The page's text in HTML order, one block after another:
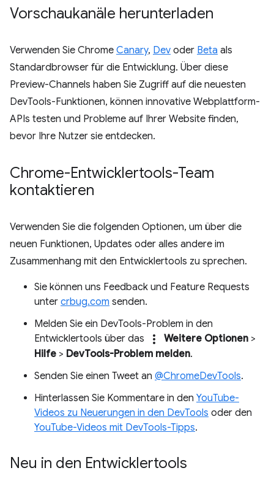
Vorschaukanäle herunterladen
Verwenden Sie Chrome Canary, Dev oder Beta als
Standardbrowser für die Entwicklung. Über diese
Preview-Channels haben Sie Zugriff auf die neuesten
DevTools-Funktionen, können innovative Webplattform-
APIs testen und Probleme auf Ihrer Website finden,
bevor Ihre Nutzer sie entdecken.
Chrome-Entwicklertools-Team
kontaktieren
Verwenden Sie die folgenden Optionen, um über die
neuen Funktionen, Updates oder alles andere im
Zusammenhang mit den Entwicklertools zu sprechen.
Sie können uns Feedback und Feature Requests
unter crbug.com senden.
Melden Sie ein DevTools-Problem in den
Entwicklertools über das
more_vert Weitere Optionen >
Hilfe > DevTools-Problem melden.
Senden Sie einen Tweet an @ChromeDevTools.
Hinterlassen Sie Kommentare in den YouTube-
Videos zu Neuerungen in den DevTools oder den
YouTube-Videos mit DevTools-Tipps.
Neu in den Entwicklertools